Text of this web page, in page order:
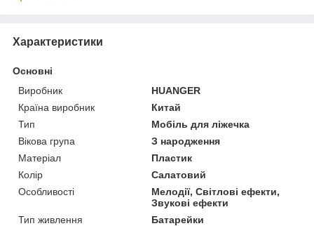
Характеристики
Основні
Виробник
HUANGER
Країна виробник
Китай
Тип
Мобіль для ліжечка
Вікова група
З народження
Матеріал
Пластик
Колір
Салатовий
Особливості
Мелодії, Світлові ефекти,
Звукові ефекти
Тип живлення
Батарейки